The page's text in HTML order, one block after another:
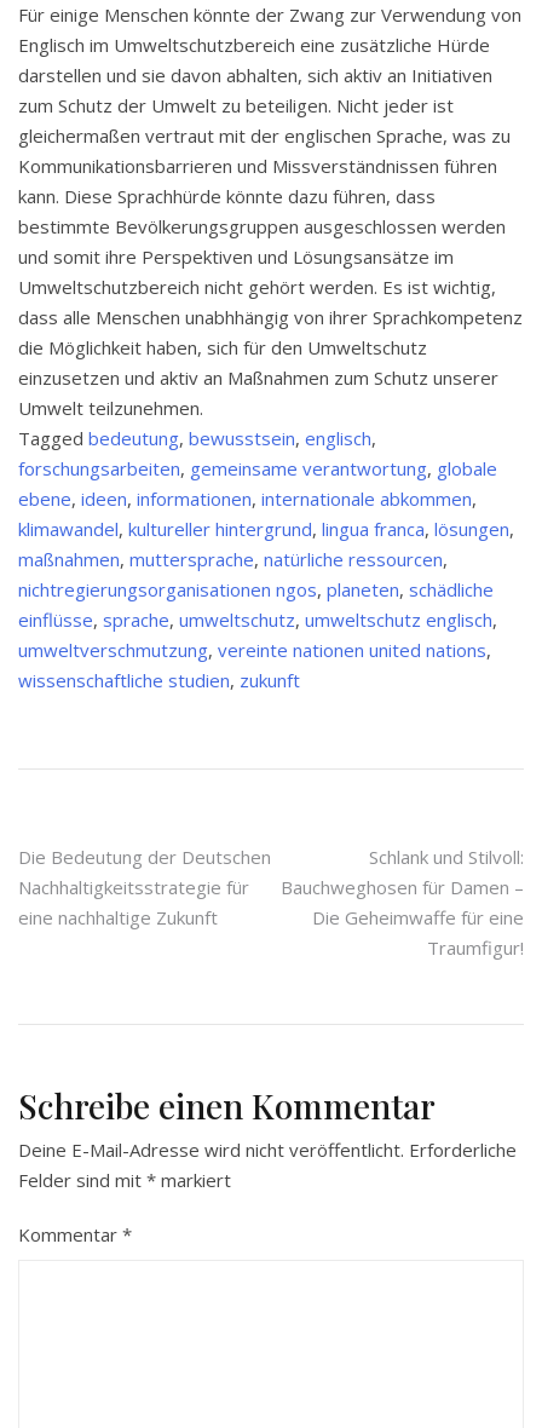
Für einige Menschen könnte der Zwang zur Verwendung von
Englisch im Umweltschutzbereich eine zusätzliche Hürde
darstellen und sie davon abhalten, sich aktiv an Initiativen
zum Schutz der Umwelt zu beteiligen. Nicht jeder ist
gleichermaßen vertraut mit der englischen Sprache, was zu
Kommunikationsbarrieren und Missverständnissen führen
kann. Diese Sprachhürde könnte dazu führen, dass
bestimmte Bevölkerungsgruppen ausgeschlossen werden
und somit ihre Perspektiven und Lösungsansätze im
Umweltschutzbereich nicht gehört werden. Es ist wichtig,
dass alle Menschen unabhhängig von ihrer Sprachkompetenz
die Möglichkeit haben, sich für den Umweltschutz
einzusetzen und aktiv an Maßnahmen zum Schutz unserer
Umwelt teilzunehmen.
Tagged bedeutung, bewusstsein, englisch,
forschungsarbeiten, gemeinsame verantwortung, globale
ebene, ideen, informationen, internationale abkommen,
klimawandel, kultureller hintergrund, lingua franca, lösungen,
maßnahmen, muttersprache, natürliche ressourcen,
nichtregierungsorganisationen ngos, planeten, schädliche
einflüsse, sprache, umweltschutz, umweltschutz englisch,
umweltverschmutzung, vereinte nationen united nations,
wissenschaftliche studien, zukunft
Beitragsnavigation
Die Bedeutung der Deutschen
Nachhaltigkeitsstrategie für
eine nachhaltige Zukunft
Schlank und Stilvoll:
Bauchweghosen für Damen –
Die Geheimwaffe für eine
Traumfigur!
Schreibe einen Kommentar
Deine E-Mail-Adresse wird nicht veröffentlicht. Erforderliche
Felder sind mit * markiert
Kommentar *